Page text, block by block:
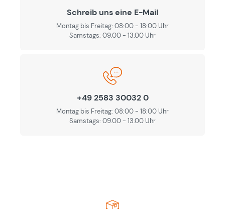
Schreib uns eine E-Mail
Montag bis Freitag: 08:00 - 18:00 Uhr
Samstags: 09.00 - 13.00 Uhr
+49 2583 30032 0
Montag bis Freitag: 08:00 - 18:00 Uhr
Samstags: 09.00 - 13.00 Uhr